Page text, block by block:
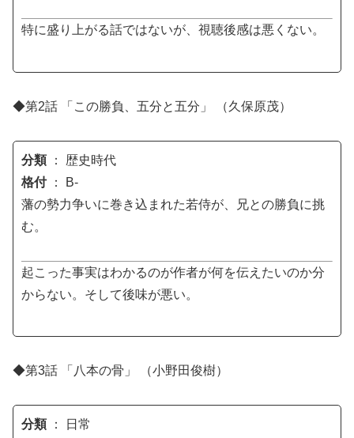
特に盛り上がる話ではないが、視聴後感は悪くない。
◆第2話 「この勝負、五分と五分」 （久保原茂）
分類： 歴史時代
格付： B-
藩の勢力争いに巻き込まれた若侍が、兄との勝負に挑
む。
起こった事実はわかるのが作者が何を伝えたいのか分
からない。そして後味が悪い。
◆第3話 「八本の骨」 （小野田俊樹）
分類： 日常